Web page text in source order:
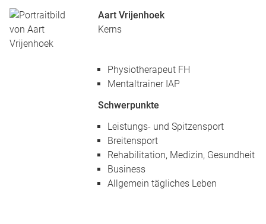
Aart Vrijenhoek
Kerns
Physiotherapeut FH
Mentaltrainer IAP
Schwerpunkte
Leistungs- und Spitzensport
Breitensport
Rehabilitation, Medizin, Gesundheit
Business
Allgemein tägliches Leben